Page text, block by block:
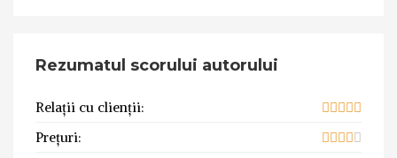
Rezumatul scorului autorului
Relații cu clienții:
Prețuri: